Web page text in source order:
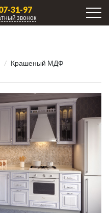
31-97
звонок
Крашеный МДФ